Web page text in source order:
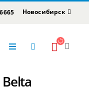
Новосибирск